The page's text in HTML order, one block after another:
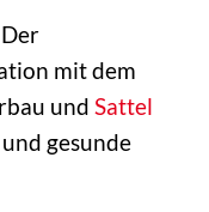
Der
mit dem
und Sattel
gesunde